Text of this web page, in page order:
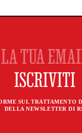
SUL TRATTAMENTO
DELLA NEWSLETTER DI